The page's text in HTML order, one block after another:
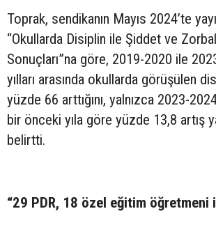
Toprak, sendikanın Mayıs 2024’te
“Okullarda Disiplin ile Şiddet ve
Sonuçları”na göre, 2019-2020 ile
yılları arasında okullarda görüşülen
yüzde 66 arttığını, yalnızca 2023-
bir önceki yıla göre yüzde 13,8 artış
belirtti.
“29 PDR, 18 özel eğitim öğretmeni